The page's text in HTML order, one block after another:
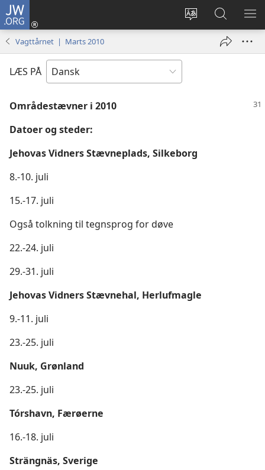
JW.ORG
Vælg
Log
på
vindue)
Søg
på
JW.ORG
VIS
Vagttårnet | Marts 2010
LÆS PÅ
Områdestævner i 2010
Datoer og steder:
Jehovas Vidners Stævneplads, Silkeborg
8.-10. juli
15.-17. juli
Også tolkning til tegnsprog for døve
22.-24. juli
29.-31. juli
Jehovas Vidners Stævnehal, Herlufmagle
9.-11. juli
23.-25. juli
Nuuk, Grønland
23.-25. juli
Tórshavn, Færøerne
16.-18. juli
Strängnäs, Sverige